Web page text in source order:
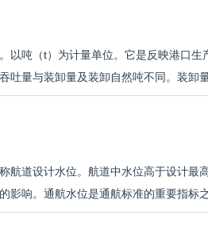
以吨（t）为计量单位。它是反映港口生
量与装卸量及装卸自然吨不同。装卸
航道设计水位。航道中水位高于设计最
响。通航水位是通航标准的重要指标